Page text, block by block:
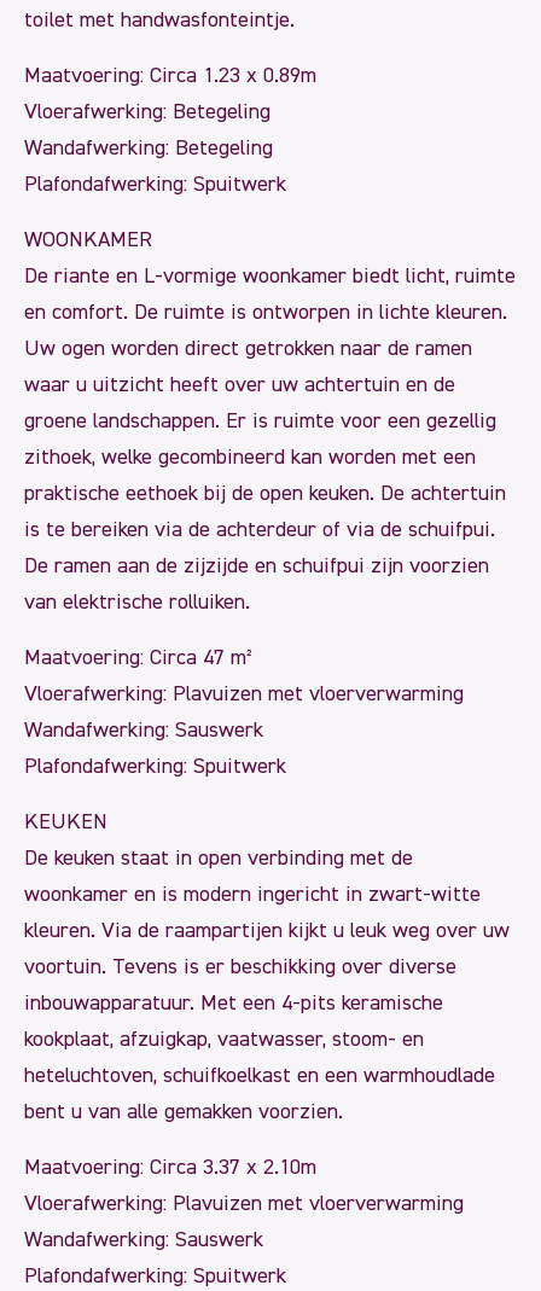
toilet met handwasfonteintje.
Maatvoering: Circa 1.23 x 0.89m
Vloerafwerking: Betegeling
Wandafwerking: Betegeling
Plafondafwerking: Spuitwerk
WOONKAMER
De riante en L-vormige woonkamer biedt licht, ruimte
en comfort. De ruimte is ontworpen in lichte kleuren.
Uw ogen worden direct getrokken naar de ramen
waar u uitzicht heeft over uw achtertuin en de
groene landschappen. Er is ruimte voor een gezellig
zithoek, welke gecombineerd kan worden met een
praktische eethoek bij de open keuken. De achtertuin
is te bereiken via de achterdeur of via de schuifpui.
De ramen aan de zijzijde en schuifpui zijn voorzien
van elektrische rolluiken.
Maatvoering: Circa 47 m²
Vloerafwerking: Plavuizen met vloerverwarming
Wandafwerking: Sauswerk
Plafondafwerking: Spuitwerk
KEUKEN
De keuken staat in open verbinding met de
woonkamer en is modern ingericht in zwart-witte
kleuren. Via de raampartijen kijkt u leuk weg over uw
voortuin. Tevens is er beschikking over diverse
inbouwapparatuur. Met een 4-pits keramische
kookplaat, afzuigkap, vaatwasser, stoom- en
heteluchtoven, schuifkoelkast en een warmhoudlade
bent u van alle gemakken voorzien.
Maatvoering: Circa 3.37 x 2.10m
Vloerafwerking: Plavuizen met vloerverwarming
Wandafwerking: Sauswerk
Plafondafwerking: Spuitwerk